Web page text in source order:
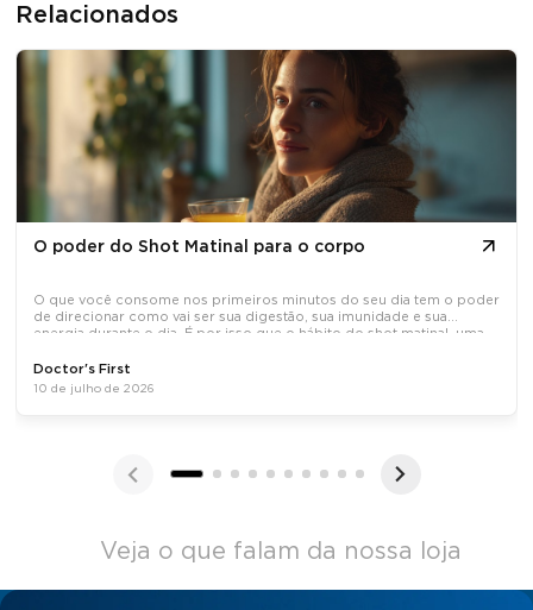
Relacionados
O poder do Shot Matinal para o corpo
O que você consome nos primeiros minutos do seu dia tem o poder
de direcionar como vai ser sua digestão, sua imunidade e sua
energia durante o dia. É por isso que o hábito do shot matinal, uma
Doctor's First
10 de julho de 2026
Veja o que falam da nossa loja